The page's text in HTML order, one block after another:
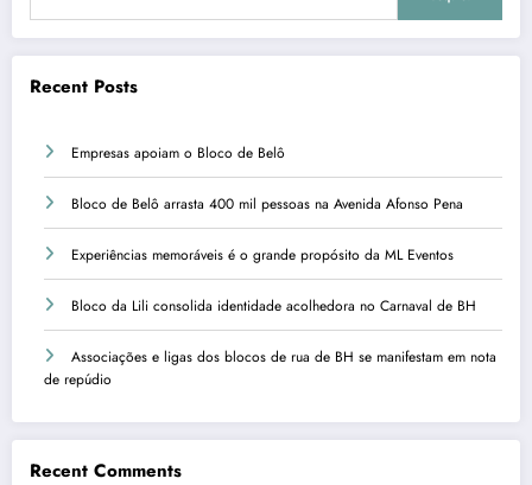
Recent Posts
Empresas apoiam o Bloco de Belô
Bloco de Belô arrasta 400 mil pessoas na Avenida Afonso Pena
Experiências memoráveis é o grande propósito da ML Eventos
Bloco da Lili consolida identidade acolhedora no Carnaval de BH
Associações e ligas dos blocos de rua de BH se manifestam em nota
de repúdio
Recent Comments